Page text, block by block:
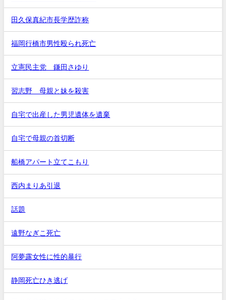
田久保真紀市長学歴詐称
福岡行橋市男性殴られ死亡
立憲民主党 鎌田さゆり
習志野 母親と妹を殺害
自宅で出産した男児遺体を遺棄
自宅で母親の首切断
船橋アパート立てこもり
西内まりあ引退
話題
遠野なぎこ死亡
阿夢露女性に性的暴行
静岡死亡ひき逃げ